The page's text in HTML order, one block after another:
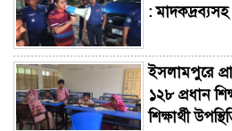
:
ইসলামপুরে
১২৮ প্রধান
শিক্ষার্থী